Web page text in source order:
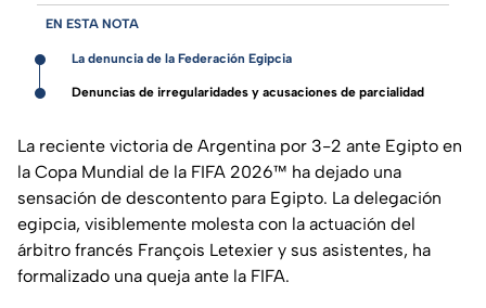
EN ESTA NOTA
La denuncia de la Federación Egipcia
Denuncias de irregularidades y acusaciones de parcialidad
La reciente victoria de Argentina por 3-2 ante Egipto en
la Copa Mundial de la FIFA 2026™ ha dejado una
sensación de descontento para Egipto. La delegación
egipcia, visiblemente molesta con la actuación del
árbitro francés François Letexier y sus asistentes, ha
formalizado una queja ante la FIFA.